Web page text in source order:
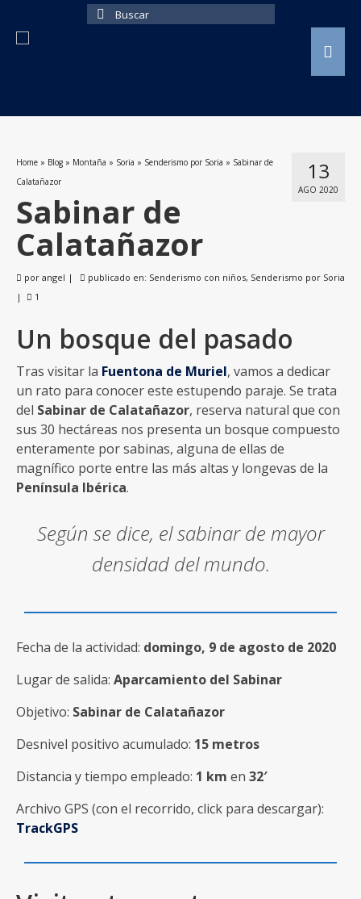
Buscar
13
AGO 2020
Home » Blog » Montaña » Soria » Senderismo por Soria » Sabinar de
Calatañazor
Sabinar de
Calatañazor
por angel | publicado en: Senderismo con niños, Senderismo por Soria
|
1
Un bosque del pasado
Tras visitar la Fuentona de Muriel, vamos a dedicar
un rato para conocer este estupendo paraje. Se trata
del Sabinar de Calatañazor, reserva natural que con
sus 30 hectáreas nos presenta un bosque compuesto
enteramente por sabinas, alguna de ellas de
magnífico porte entre las más altas y longevas de la
Península Ibérica.
Según se dice, el sabinar de mayor
densidad del mundo.
Fecha de la actividad: domingo, 9 de agosto de 2020
Lugar de salida: Aparcamiento del Sabinar
Objetivo: Sabinar de Calatañazor
Desnivel positivo acumulado: 15 metros
Distancia y tiempo empleado: 1 km en 32′
Archivo GPS (con el recorrido, click para descargar):
TrackGPS